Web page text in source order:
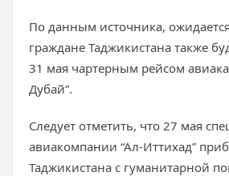
По данным источника,
граждане Таджикистана также
31 мая чартерным рейсом
Дубай”.
Следует отметить, что 27 мая
авиакомпании “Ал-Иттихад”
Таджикистана с гуманитарной